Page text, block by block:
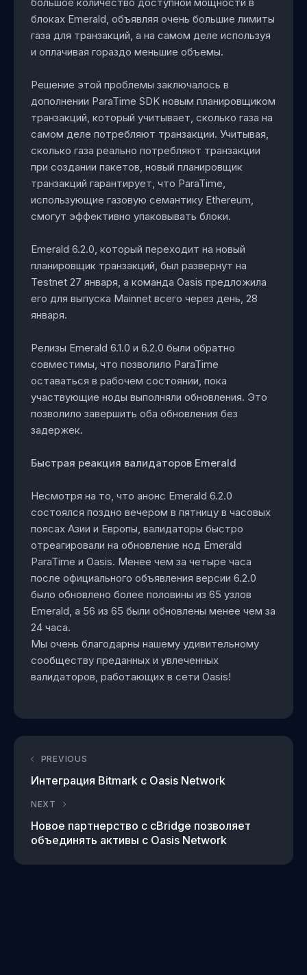
блоках Emerald, объявляя очень большие лимиты
газа для транзакций, а на самом деле используя
и оплачивая гораздо меньшие объемы.
Решение этой проблемы заключалось в
дополнении ParaTime SDK новым планировщиком
транзакций, который учитывает, сколько газа на
самом деле потребляют транзакции. Учитывая,
сколько газа реально потребляют транзакции
при создании пакетов, новый планировщик
транзакций гарантирует, что ParaTime,
использующие газовую семантику Ethereum,
смогут эффективно упаковывать блоки.
Emerald 6.2.0, который переходит на новый
планировщик транзакций, был развернут на
Testnet 27 января, а команда Oasis предложила
его для выпуска Mainnet всего через день, 28
января.
Релизы Emerald 6.1.0 и 6.2.0 были обратно
совместимы, что позволило ParaTime
оставаться в рабочем состоянии, пока
участвующие ноды выполняли обновления. Это
позволило завершить оба обновления без
задержек.
Быстрая реакция валидаторов Emerald
Несмотря на то, что анонс Emerald 6.2.0
состоялся поздно вечером в пятницу в часовых
поясах Азии и Европы, валидаторы быстро
отреагировали на обновление нод Emerald
ParaTime и Oasis. Менее чем за четыре часа
после официального объявления версии 6.2.0
было обновлено более половины из 65 узлов
Emerald, а 56 из 65 были обновлены менее чем за
24 часа.
Мы очень благодарны нашему удивительному
сообществу преданных и увлеченных
валидаторов, работающих в сети Oasis!
PREVIOUS
Интеграция Bitmark с Oasis Network
NEXT
Новое партнерство с cBridge позволяет
объединять активы с Oasis Network